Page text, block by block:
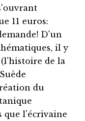
11 euros:
D'un
il y
de la
du
que l'écrivaine